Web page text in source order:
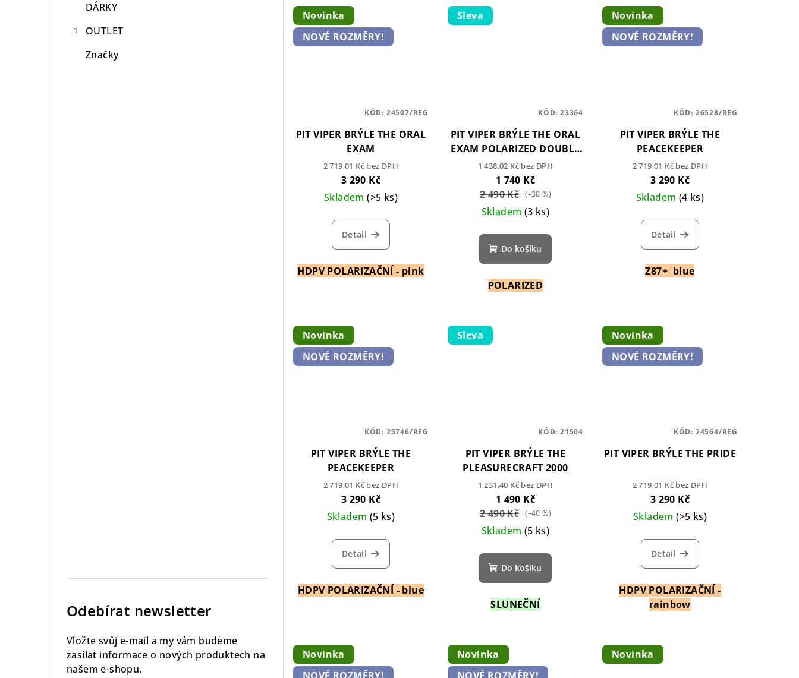
DÁRKY
OUTLET
Značky
Odebírat newsletter
Vložte svůj e-mail a my vám budeme
zasílat informace o nových produktech na
našem e-shopu.
Novinka
NOVÉ ROZMĚRY!
PIT VIPER BRÝLE THE ORAL
EXAM
2 719,01 Kč bez DPH
3 290 Kč
Skladem(>5 ks)
Detail
HDPV POLARIZAČNÍ - pink
KÓD: 24507/REG
Sleva
PIT VIPER BRÝLE THE ORAL
EXAM POLARIZED DOUBLE
WIDE
1 438,02 Kč bez DPH
1 740 Kč
2 490 Kč (–30 %)
Skladem (3 ks)
Do košíku
POLARIZED
KÓD: 23364
Novinka
NOVÉ ROZMĚRY!
PIT VIPER BRÝLE THE
PEACEKEEPER
2 719,01 Kč bez DPH
3 290 Kč
Skladem (4 ks)
Detail
Z87+ blue
KÓD: 26528/REG
Novinka
NOVÉ ROZMĚRY!
PIT VIPER BRÝLE THE
PEACEKEEPER
2 719,01 Kč bez DPH
3 290 Kč
Skladem (5 ks)
Detail
HDPV POLARIZAČNÍ - blue
KÓD: 25746/REG
Sleva
PIT VIPER BRÝLE THE
PLEASURECRAFT 2000
1 231,40 Kč bez DPH
1 490 Kč
2 490 Kč (–40 %)
Skladem (5 ks)
Do košíku
SLUNEČNÍ
KÓD: 21504
Novinka
NOVÉ ROZMĚRY!
PIT VIPER BRÝLE THE PRIDE
2 719,01 Kč bez DPH
3 290 Kč
Skladem(>5 ks)
Detail
HDPV POLARIZAČNÍ -
rainbow
KÓD: 24564/REG
Novinka
Novinka
Novinka